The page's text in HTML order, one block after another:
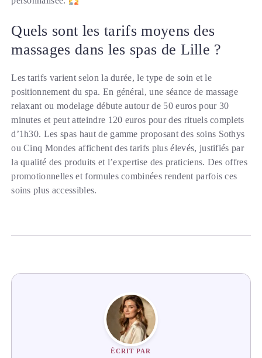
Quels sont les tarifs moyens des
massages dans les spas de Lille ?
Les tarifs varient selon la durée, le type de soin et le
positionnement du spa. En général, une séance de massage
relaxant ou modelage débute autour de 50 euros pour 30
minutes et peut atteindre 120 euros pour des rituels complets
d’1h30. Les spas haut de gamme proposant des soins Sothys
ou Cinq Mondes affichent des tarifs plus élevés, justifiés par
la qualité des produits et l’expertise des praticiens. Des offres
promotionnelles et formules combinées rendent parfois ces
soins plus accessibles.
ÉCRIT PAR